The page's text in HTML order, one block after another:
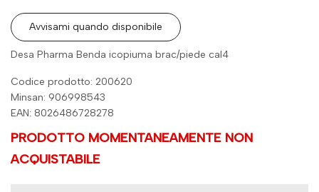
Avvisami quando disponibile
Desa Pharma Benda icopiuma brac/piede cal4
Codice prodotto: 200620
Minsan: 906998543
EAN: 8026486728278
PRODOTTO MOMENTANEAMENTE NON
ACQUISTABILE